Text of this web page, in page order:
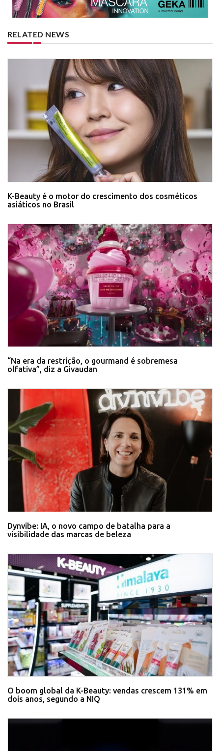
RELATED NEWS
K-Beauty é o motor do crescimento dos cosméticos
asiáticos no Brasil
“Na era da restrição, o gourmand é sobremesa
olfativa”, diz a Givaudan
Dynvibe: IA, o novo campo de batalha para a
visibilidade das marcas de beleza
O boom global da K-Beauty: vendas crescem 131% em
dois anos, segundo a NIQ